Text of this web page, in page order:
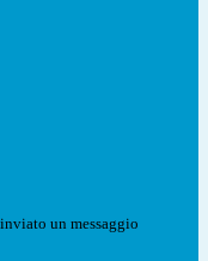
un messaggio